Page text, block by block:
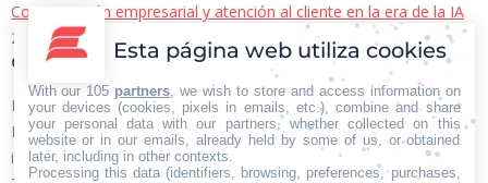
Comunicación empresarial y atención al cliente en la era de la IA
22/06/2026
Contacto Iberian Press
Principales vías de contacto:
E-mail:
info@iberianpress.es
Esta página web utiliza cookies
With our 105 partners , we wish to store and access information on
your devices (cookies, pixels in emails, etc.), combine and share
your personal data with our partners, whether collected on this
website or in our emails, already held by some of us, or obtained
later, including in other contexts.
Processing this data (identifiers, browsing, preferences, purchases,